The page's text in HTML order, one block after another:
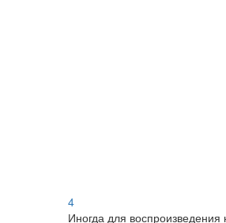
4
Иногда для